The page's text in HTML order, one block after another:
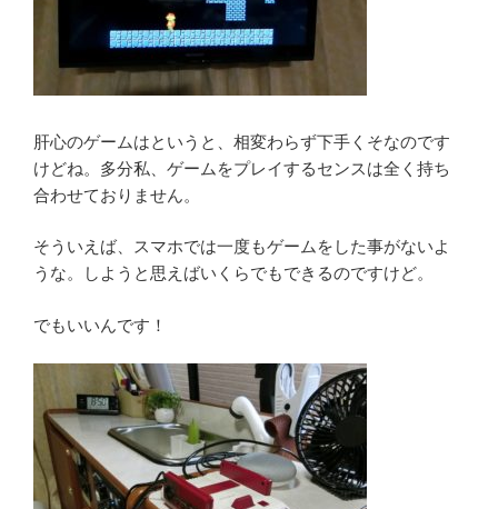
肝心のゲームはというと、相変わらず下手くそなのです
けどね。多分私、ゲームをプレイするセンスは全く持ち
合わせておりません。
そういえば、スマホでは一度もゲームをした事がないよ
うな。しようと思えばいくらでもできるのですけど。
でもいいんです！